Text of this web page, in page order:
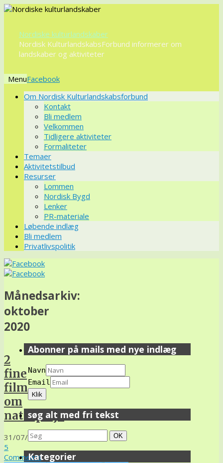
Nordiske kulturlandskaber
Nordisk KulturlandskabsForbund informerer om
landskaber og aktiviteter
Menu
VidereOm Nordisk Kulturlandskabsforbund
Kontakt
Bli medlem
Velkommen
Tidligere aktiviteter
Formaliteter
Temaer
Aktivitetstilbud
Resurser
Lommen
Nordisk Bygd
Lenker
PR-materiale
Løbende indlæg
Bli medlem
Privatlivspolitik
Månedsarkiv:
oktober
2020
2
fine
film
om
naturpleje
31/07/21
5
Comments
Abonner på mails med nye indlæg
Navn
Email
søg alt med fri tekst
Search
for:
Søg
OK
Kategorier